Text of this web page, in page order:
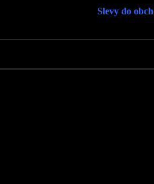
Slevy do